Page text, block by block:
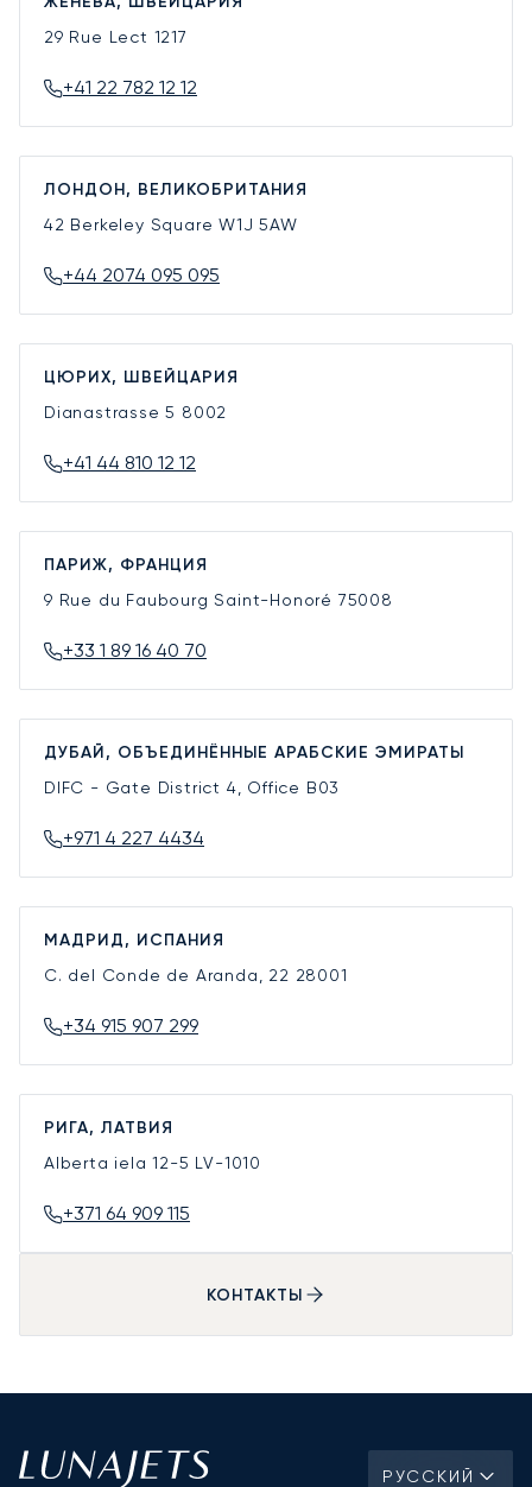
29 Rue Lect 1217
+41 22 782 12 12
ЛОНДОН, ВЕЛИКОБРИТАНИЯ
42 Berkeley SquareW1J 5AW
+44 2074 095 095
ЦЮРИХ, ШВЕЙЦАРИЯ
Dianastrasse 5 8002
+41 44 810 12 12
ПАРИЖ, ФРАНЦИЯ
9 Rue du Faubourg Saint-Honoré 75008
+33 1 89 16 40 70
ДУБАЙ, ОБЪЕДИНЁННЫЕ АРАБСКИЕ ЭМИРАТЫ
DIFC - Gate District 4, Office B03
+971 4 227 4434
МАДРИД, ИСПАНИЯ
C. del Conde de Aranda, 22 28001
+34 915 907 299
РИГА, ЛАТВИЯ
Alberta iela 12-5 LV-1010
+371 64 909 115
КОНТАКТЫ
РУССКИЙ